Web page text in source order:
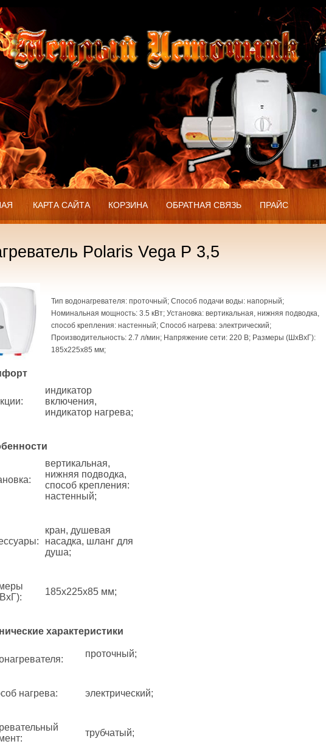
КАРТА САЙТА КОРЗИНА ОБРАТНАЯ СВЯЗЬ ПРАЙС
Polaris Vega P 3,5
Тип водонагревателя: проточный; Способ подачи воды: напорный;
Номинальная мощность: 3.5 кВт; Установка: вертикальная, нижняя подводка,
способ крепления: настенный; Способ нагрева: электрический;
Производительность: 2.7 л/мин; Напряжение сети: 220 В; Размеры (ШхВхГ):
185x225x85 мм;
:
индикатор
включения,
индикатор нагрева;
:
вертикальная,
нижняя подводка,
способ крепления:
настенный;
:
кран, душевая
насадка, шланг для
душа;
:
185x225x85 мм;
характеристики
:
проточный;
нагрева: электрический;
:
трубчатый;